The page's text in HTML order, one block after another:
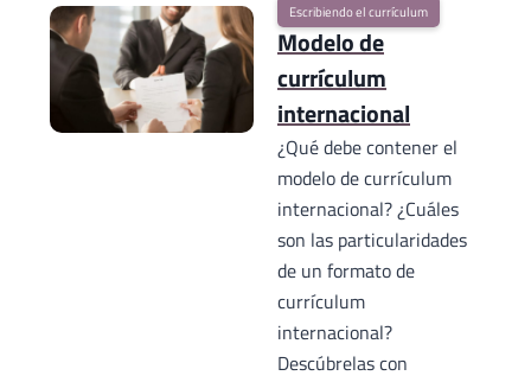
Escribiendo el currículum
Modelo de
currículum
internacional
¿Qué debe contener el
modelo de currículum
internacional? ¿Cuáles
son las particularidades
de un formato de
currículum
internacional?
Descúbrelas con